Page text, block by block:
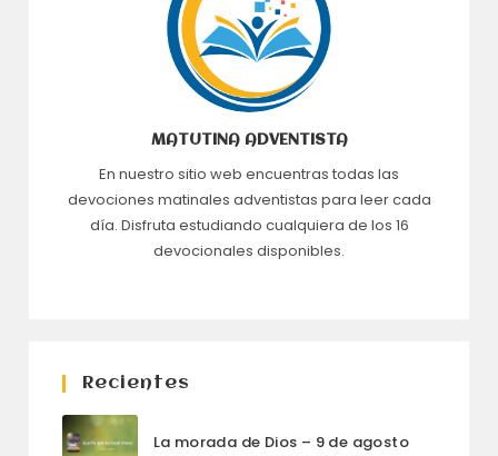
MATUTINA ADVENTISTA
En nuestro sitio web encuentras todas las
devociones matinales adventistas para leer cada
día. Disfruta estudiando cualquiera de los 16
devocionales disponibles.
Recientes
La morada de Dios – 9 de agosto